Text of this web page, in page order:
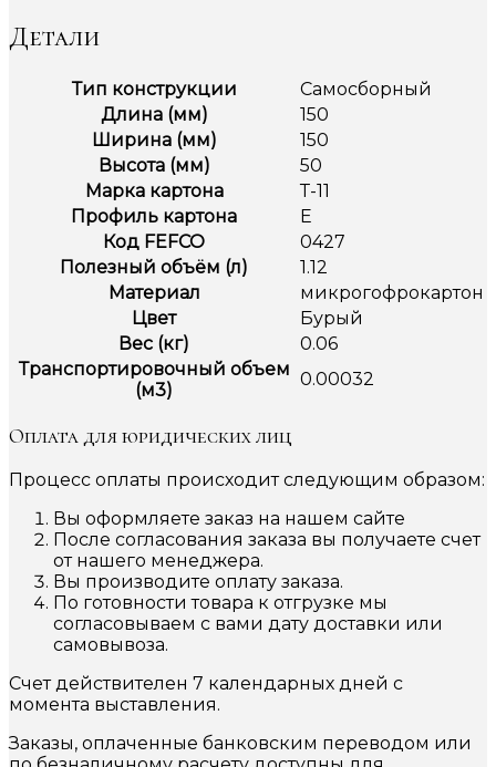
Детали
Тип конструкции
Самосборный
Длина (мм)
150
Ширина (мм)
150
Высота (мм)
50
Марка картона
Т-11
Профиль картона
Е
Код FEFCO
0427
Полезный объём (л)
1.12
Материал
микрогофрокартон
Цвет
Бурый
Вес (кг)
0.06
Транспортировочный объем
(м3)
0.00032
Оплата для юридических лиц
Процесс оплаты происходит следующим образом:
Вы оформляете заказ на нашем сайте
После согласования заказа вы получаете счет
от нашего менеджера.
Вы производите оплату заказа.
По готовности товара к отгрузке мы
согласовываем с вами дату доставки или
самовывоза.
Счет действителен 7 календарных дней с
момента выставления.
Заказы, оплаченные банковским переводом или